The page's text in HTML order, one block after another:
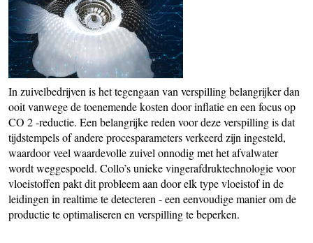
In zuivelbedrijven is het tegengaan van verspilling belangrijker dan
ooit vanwege de toenemende kosten door inflatie en een focus op
CO 2 -reductie. Een belangrijke reden voor deze verspilling is dat
tijdstempels of andere procesparameters verkeerd zijn ingesteld,
waardoor veel waardevolle zuivel onnodig met het afvalwater
wordt weggespoeld. Collo’s unieke vingerafdruktechnologie voor
vloeistoffen pakt dit probleem aan door elk type vloeistof in de
leidingen in realtime te detecteren - een eenvoudige manier om de
productie te optimaliseren en verspilling te beperken.